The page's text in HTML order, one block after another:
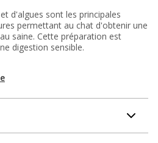
d'algues sont les principales
permettant au chat d'obtenir une
saine. Cette préparation est
digestion sensible.